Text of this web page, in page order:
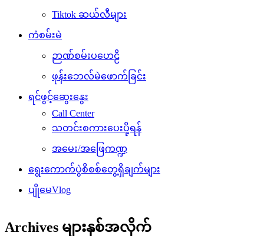
Tiktok ဆယ်လီများ
ကံစမ်းမဲ
ဉာဏ်စမ်းပဟေဠိ
ဖုန်းဘေလ်မဲဖောက်ခြင်း
ရင်ဖွင့်ဆွေးနွေး
Call Center
သတင်းစကားပေးပို့ရန်
အမေး/အဖြေကဏ္ဍ
ရွေးကောက်ပွဲစိစစ်တွေ့ရှိချက်များ
ပျိုမေVlog
Archives များနှစ်အလိုက်